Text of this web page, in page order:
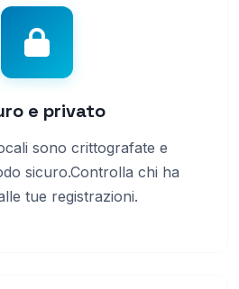
e privato
sono crittografate e
sicuro.Controlla chi ha
tue registrazioni.